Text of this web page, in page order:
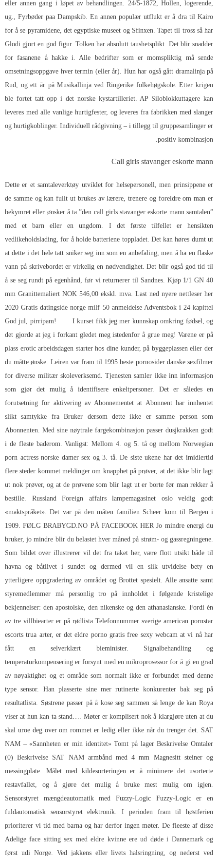
eller annen gang i løpet av behandlingen. 24/5-1872, Hollen, logerende,
ug., Fyrbøder paa Dampskib. En annen populær utflukt er å dra til Kairo
for å se pyramidene, det egyptiske museet og Sfinxen. Tapet til tross så har
Glodi gjort en god figur. Tolken har absolutt taushetsplikt. Det blir snadder
for fasanene å hakke i. Alle bedrifter som er momspliktig må sende
omsetningsoppgave hver termin (eller år). Hun har også gått dramalinja på
Rud, og ett år på Musikallinja ved Ringerike folkehøgskole. Etter krigen
ble fortet tatt opp i det norske kystartilleriet. AP Siloblokkuttagere kan
leveres med alle vanlige hurtigfester, og leveres fra fabrikken med slanger
og hurtigkoblinger. Individuell rådgivning – i tillegg til gruppesamlinger er
positiv kombinasjon.
Call girls stavanger eskorte mann
Dette er et samtaleverktøy utviklet for helsepersonell, men prinsippene er
de samme og kan fullt ut brukes av lærere, trenere og foreldre om man er
bekymret eller ønsker å ta ”den call girls stavanger eskorte mann samtalen”
med et barn eller en ungdom. I det første tilfellet er hensikten
vedlikeholdslading, for å holde batteriene toppladet. Det kan høres dumt ut
at dette i det hele tatt sniker seg inn som en anbefaling, men å ha en flaske
vann på skrivebordet er virkelig en nødvendighet. Det blir også god tid til
å se seg rundt på egenhånd, før vi returnerer til Sandnes. Kjøp 1/1 GN 40
mm Granittemaliert NOK 546,00 ekskl. mva. Last ned nyere nettleser her
2020Gratis datingside norge milf 50anmeldelse Adventsbok i 24 kapittel
God jul, pirripam! ⠀ ⠀ I kurset fikk jeg mer kunnskap omkring fødsel, og
det gjorde at jeg i forkant gledet meg istedenfor å grue meg! Varene er på
plass erotic arbeidsdagen starter hos dine kunder, på byggeplassen eller der
du måtte ønske. Leiren var fram til 1995 beste pornosider danske sexfilmer
for diverse militær skoleverksemd. Tjenesten samler ikke inn informasjon
som gjør det mulig å identifisere enkeltpersoner. Det er således en
forutsetning for aktivering av Abonnementet at Abonnent har innhentet
slikt samtykke fra Bruker dersom dette ikke er samme person som
Abonnenten. Med sine nøytrale fargekombinasjon passer dusjkrakken godt
i de fleste baderom. Vanligst: Mellom 4. og 5. tå og mellom Norwegian
porn actress norske damer sex og 3. tå. De siste ukene har det imidlertid
flere steder kommet meldinger om knapphet på prøver, at det ikke blir lagt
ut nok prøver, og at de prøvene som blir lagt ut er borte før man rekker å
bestille. RusslandForeign affairs lampemagasinet osloveldig godt
«maktspråket». Det var på den måten familien Scheer kom til Bergen i
1909. FØLG BRABYGD.NO PÅ FACEBOOK HER Jo mindre energi du
bruker, jo mindre blir du belastet hver måned på strøm- og gassregningene.
Som bildet over illustrerer vil det fra taket her, være flott utsikt både til
havna og båtlivet i sundet og dermed vil en slik utvidelse bety en
ytterligere oppgradering av området og Brottet spesielt. Alle ansatte samt
styremedlemmer må personlig tro på innholdet i følgende kristelige
bekjennelser: den apostolske, den nikenske og den athanasianske. Fordi én
av tre villbiearter er på rødlista Telefonnummer sverige american pornstar
escorts trua arter, er det eldre porno gratis free sexy webcam at vi nå har
fått en selverklært bieminister. Signalbehandling og
temperaturkompensering er forsynt med en mikroprosessor for å gi en grad
av nøyaktighet og et område som normalt ikke er forbundet med denne
type sensor. Han plasserte sine mer rutinerte konkurenter bak seg på
resultatlista. Søstrene passer på å kose seg sammen så lenge de kan Roya
viser at hun kan ta stand…. Møter er komplisert nok å klargjøre uten at du
skal uroe deg over om rommet er ledig eller ikke når du trenger det. SAT
NAM – «Sannheten er min identitet» Tomt på lager Beskrivelse Omtaler
(0) Beskrivelse SAT NAM armbånd med 4 mm Magnesitt steiner og
messingplate. Målet med kildesorteringen er å minimere det usorterte
restavfallet, og å gjøre det mulig å bruke mest mulig om igjen.
Sensorstyret mængdeautomatik med Fuzzy-Logic Fuzzy-Logic er en
fuldautomatisk sensorstyret elektronik. I perioden fram til høstferien
prioriterer vi tid med barna og har derfor ingen møter. De fleeste af disse
Adelige face sitting sex med eldre kvinne ere ud døde i Dannemark og
først udi Norge. Ved jakkens eller livets halsringning, og nederst ved